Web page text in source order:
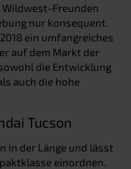
Wildwest-Freunden
nur konsequent.
ein umfangreiches
auf dem Markt der
die Entwicklung
auch die hohe
Tucson
in der Länge und lässt
einordnen.